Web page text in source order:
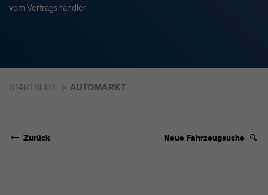
vom Vertragshändler.
STARTSEITE AUTOMARKT
Zurück Neue Fahrzeugsuche